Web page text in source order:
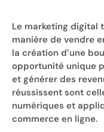
Le marketing digital
manière de vendre
la création d’une
opportunité unique
et générer des
réussissent sont
numériques et
commerce en ligne.